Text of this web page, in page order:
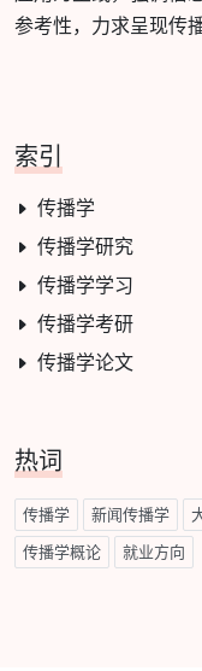
参考性，力求呈现传
索引
传播学
传播学研究
传播学学习
传播学考研
传播学论文
热词
传播学 新闻传播学
传播学概论 就业方向